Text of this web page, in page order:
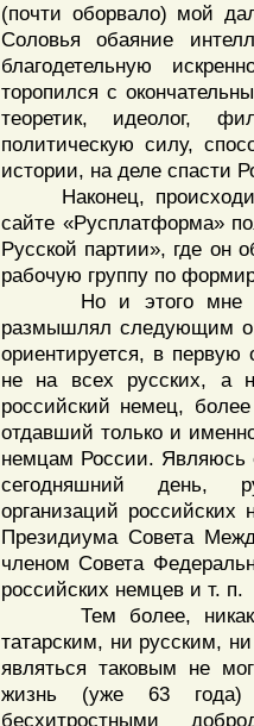
(почти оборвало) мой
Соловья обаяние
благодетельную
торопился с
теоретик, идеолог,
политическую силу,
истории, на деле спасти
Наконец, происходит
сайте «Русплатформа»
Русской партии», где он
рабочую группу по
Но и этого мне
размышлял следующим
ориентируется, в
не на всех русских, а
российский немец,
отдавший только и
немцам России. Являюсь
сегодняшний день,
организаций
Президиума Совета
членом Совета
российских немцев и т. п.
Тем более, никаким
татарским, ни русским,
являться таковым не
жизнь (уже 63 года)
бесхитростными